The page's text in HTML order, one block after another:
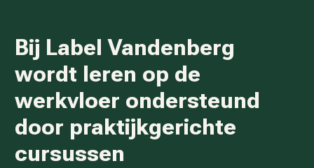
Bij Label Vandenberg
wordt leren op de
werkvloer ondersteund
door praktijkgerichte
cursussen